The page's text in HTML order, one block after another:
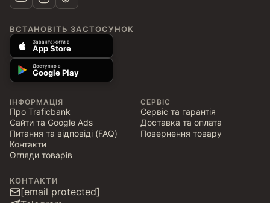
ВСТАНОВІТЬ ЗАСТОСУНОК
Завантажити в
App Store
Доступно в
Google Play
ІНФОРМАЦІЯ
Про Traficbank
Сайти та Google Ads
Питання та відповіді (FAQ)
Контакти
Огляди товарів
СЕРВІС
Сервіс та гарантія
Доставка та оплата
Повернення товару
КОНТАКТИ
[email protected]